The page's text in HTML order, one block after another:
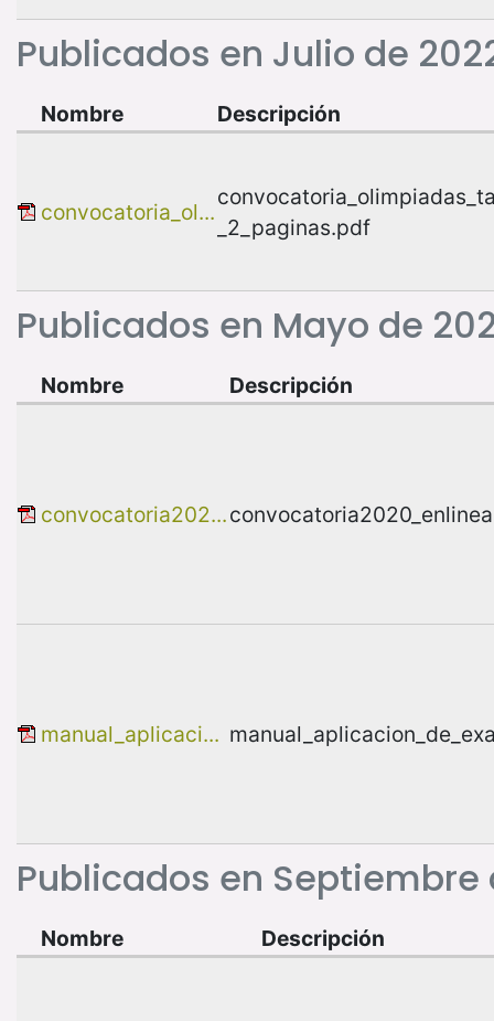
Publicados en Julio de
Publicados en Mayo de
Nombre Descripción
convocatoria_ol...
_2_paginas.pdf
Publicados en Septiembre
Nombre Descripción
convocatoria202...
manual_aplicaci...
Nombre Descripción